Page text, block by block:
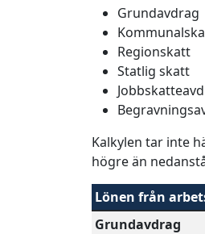
Grundavdrag
Regionskatt
Statlig skatt
Kalkylen tar inte
högre än
Lönen från
Grundavdrag